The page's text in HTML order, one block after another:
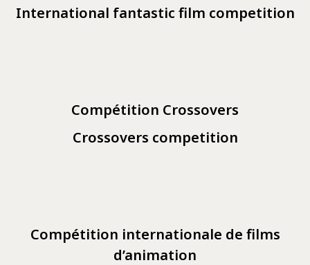
International fantastic film competition
Compétition Crossovers
Crossovers competition
Compétition internationale de films
d’animation